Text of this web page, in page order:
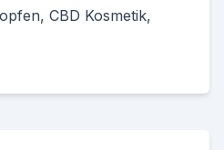
CBD Kosmetik,